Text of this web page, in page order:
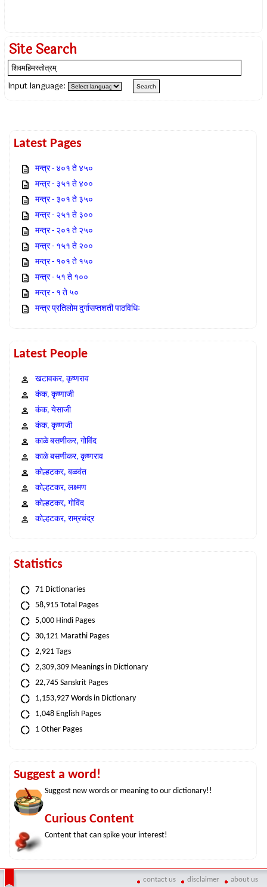
Site Search
Input language:
Latest Pages
मन्त्र - ४०१ ते ४५०
मन्त्र - ३५१ ते ४००
मन्त्र - ३०१ ते ३५०
मन्त्र - २५१ ते ३००
मन्त्र - २०१ ते २५०
मन्त्र - १५१ ते २००
मन्त्र - १०१ ते १५०
मन्त्र - ५१ ते १००
मन्त्र - १ ते ५०
मन्त्र प्रतिलोम दुर्गासप्तशती पाठविधिः
Latest People
खटावकर, कृष्णराव
कंक, कृष्णाजी
कंक, येसाजी
कंक, कृष्णजी
काळे बसणीकर, गोविंद
काळे बसणीकर, कृष्णराव
कोल्हटकर, बळवंत
कोल्हटकर, लक्ष्मण
कोल्हटकर, गोविंद
कोल्हटकर, राम्रचंद्र
Statistics
71 Dictionaries
58,915 Total Pages
5,000 Hindi Pages
30,121 Marathi Pages
2,921 Tags
2,309,309 Meanings in Dictionary
22,745 Sanskrit Pages
1,153,927 Words in Dictionary
1,048 English Pages
1 Other Pages
Suggest a word!
Suggest new words or meaning to our dictionary!!
Curious Content
Content that can spike your interest!
contact us disclaimer about us